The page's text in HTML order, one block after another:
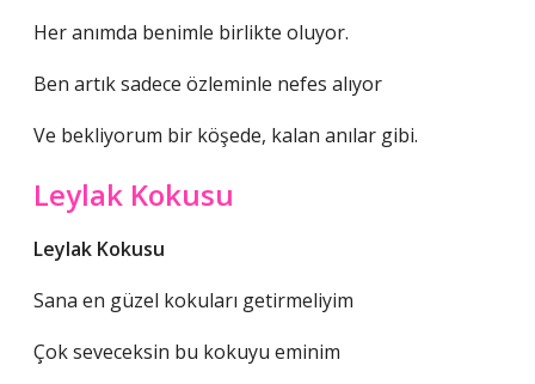
Her anımda benimle birlikte oluyor.
Ben artık sadece özleminle nefes alıyor
Ve bekliyorum bir köşede, kalan anılar gibi.
Leylak Kokusu
Leylak Kokusu
Sana en güzel kokuları getirmeliyim
Çok seveceksin bu kokuyu eminim